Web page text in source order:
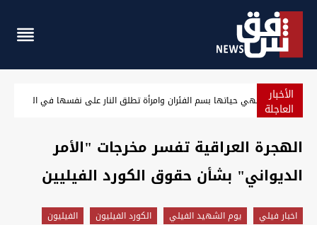
الأخبار
العاجلة فتاة تنهي حياتها بسم الفئران وامرأة تطلق النار على
الهجرة العراقية تفسر مخرجات "الأمر
الديواني" بشأن حقوق الكورد الفيليين
اخبار فيلي يوم الشهيد الفيلي الكورد الفيليون
الفيليون